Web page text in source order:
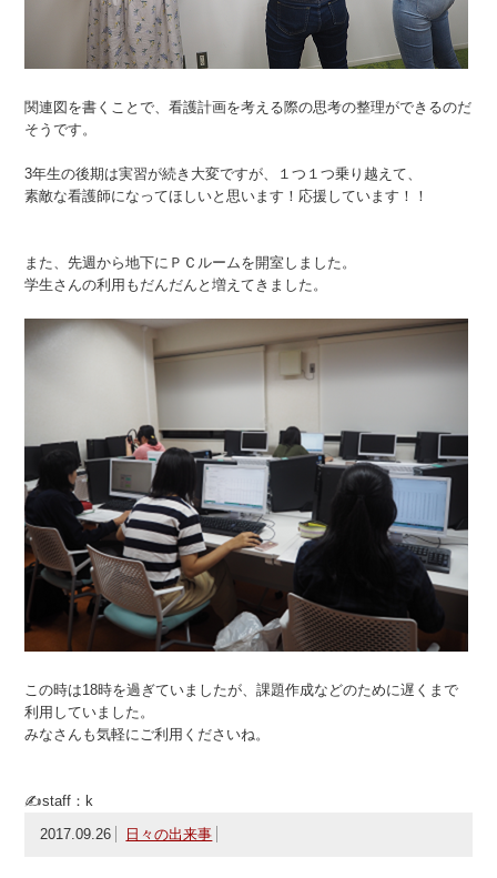
関連図を書くことで、看護計画を考える際の思考の整理ができるのだ
そうです。
3年生の後期は実習が続き大変ですが、１つ１つ乗り越えて、
素敵な看護師になってほしいと思います！応援しています！！
また、先週から地下にＰＣルームを開室しました。
学生さんの利用もだんだんと増えてきました。
この時は18時を過ぎていましたが、課題作成などのために遅くまで
利用していました。
みなさんも気軽にご利用くださいね。
✍staff：k
2017.09.26
日々の出来事